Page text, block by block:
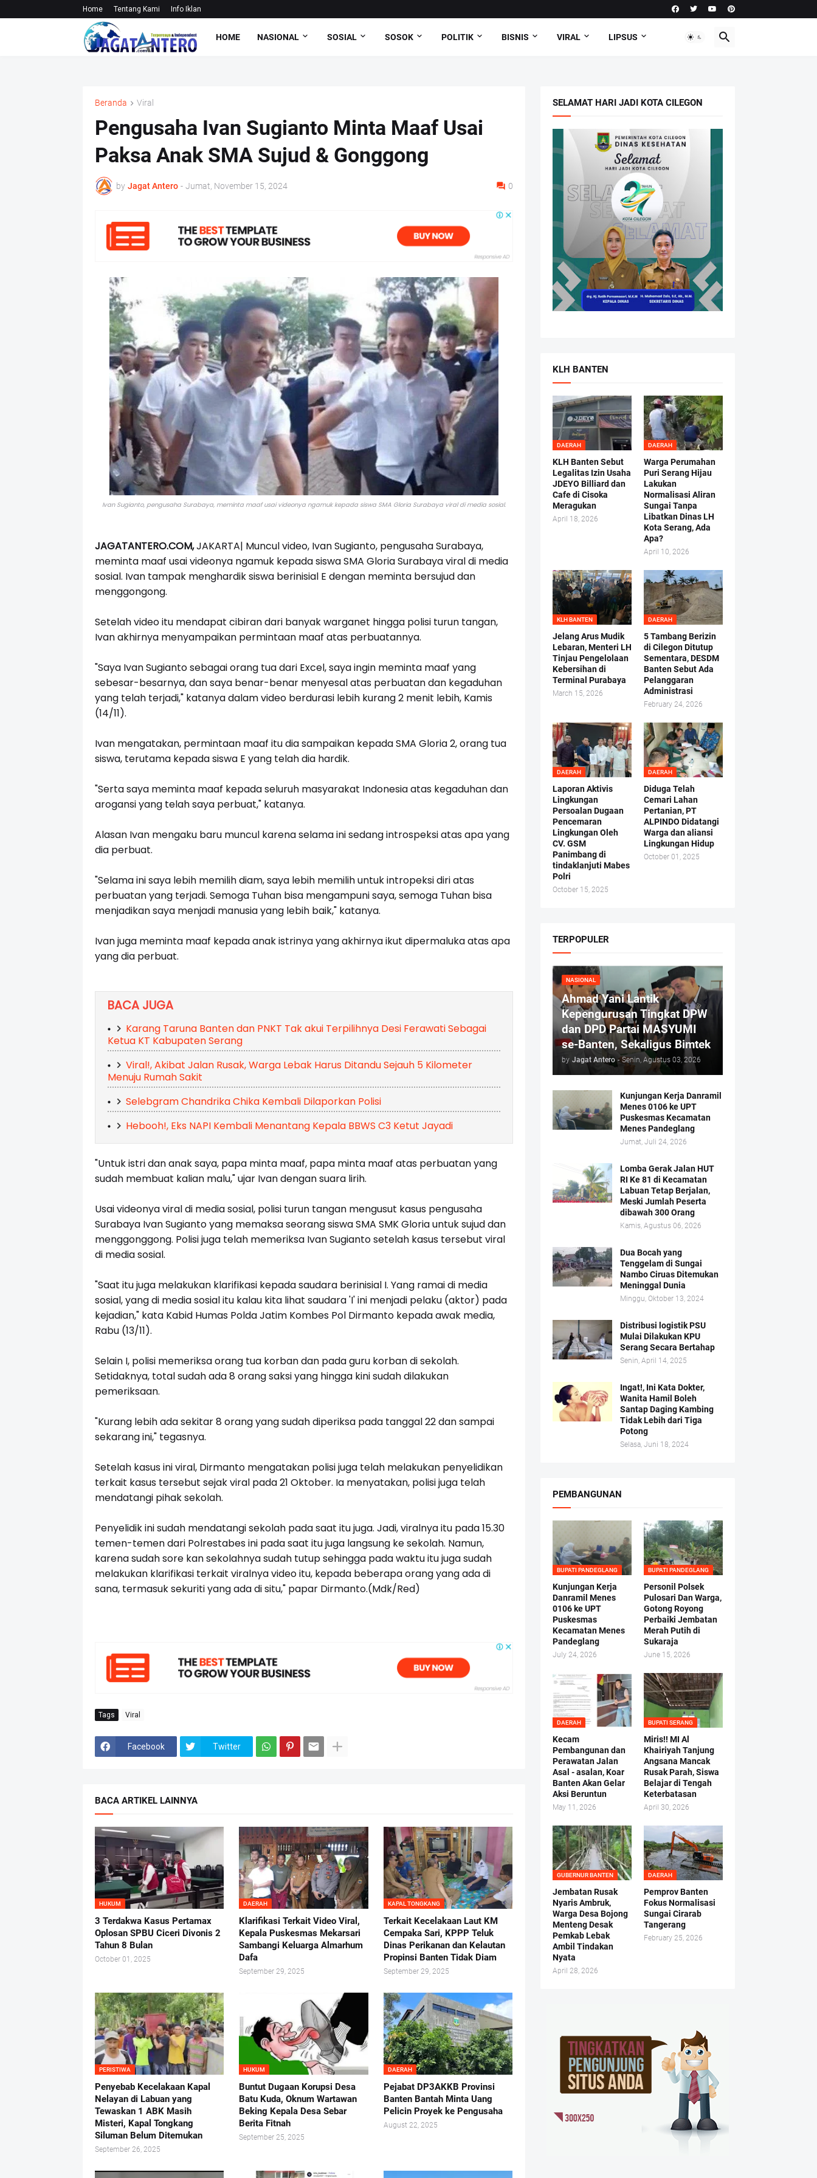
Home Tentang Kami Info Iklan
HOME NASIONAL SOSIAL SOSOK POLITIK BISNIS VIRAL LIPSUS
Beranda Viral
Pengusaha Ivan Sugianto Minta Maaf Usai
Paksa Anak SMA Sujud & Gonggong
by Jagat Antero - Jumat, November 15, 2024 0
Ivan Sugianto, pengusaha Surabaya, meminta maaf usai videonya ngamuk kepada siswa SMA Gloria Surabaya viral di media sosial.
JAGATANTERO.COM,JAKARTA| Muncul video, Ivan Sugianto, pengusaha Surabaya,
meminta maaf usai videonya ngamuk kepada siswa SMA Gloria Surabaya viral di media
sosial. Ivan tampak menghardik siswa berinisial E dengan meminta bersujud dan
menggongong.
Setelah video itu mendapat cibiran dari banyak warganet hingga polisi turun tangan,
Ivan akhirnya menyampaikan permintaan maaf atas perbuatannya.
"Saya Ivan Sugianto sebagai orang tua dari Excel, saya ingin meminta maaf yang
sebesar-besarnya, dan saya benar-benar menyesal atas perbuatan dan kegaduhan
yang telah terjadi," katanya dalam video berdurasi lebih kurang 2 menit lebih, Kamis
(14/11).
Ivan mengatakan, permintaan maaf itu dia sampaikan kepada SMA Gloria 2, orang tua
siswa, terutama kepada siswa E yang telah dia hardik.
"Serta saya meminta maaf kepada seluruh masyarakat Indonesia atas kegaduhan dan
arogansi yang telah saya perbuat," katanya.
Alasan Ivan mengaku baru muncul karena selama ini sedang introspeksi atas apa yang
dia perbuat.
"Selama ini saya lebih memilih diam, saya lebih memilih untuk intropeksi diri atas
perbuatan yang terjadi. Semoga Tuhan bisa mengampuni saya, semoga Tuhan bisa
menjadikan saya menjadi manusia yang lebih baik," katanya.
Ivan juga meminta maaf kepada anak istrinya yang akhirnya ikut dipermaluka atas apa
yang dia perbuat.
BACA JUGA
Karang Taruna Banten dan PNKT Tak akui Terpilihnya Desi Ferawati Sebagai
Ketua KT Kabupaten Serang
Viral!, Akibat Jalan Rusak, Warga Lebak Harus Ditandu Sejauh 5 Kilometer
Menuju Rumah Sakit
Selebgram Chandrika Chika Kembali Dilaporkan Polisi
Hebooh!, Eks NAPI Kembali Menantang Kepala BBWS C3 Ketut Jayadi
"Untuk istri dan anak saya, papa minta maaf, papa minta maaf atas perbuatan yang
sudah membuat kalian malu," ujar Ivan dengan suara lirih.
Usai videonya viral di media sosial, polisi turun tangan mengusut kasus pengusaha
Surabaya Ivan Sugianto yang memaksa seorang siswa SMA SMK Gloria untuk sujud dan
menggonggong. Polisi juga telah memeriksa Ivan Sugianto setelah kasus tersebut viral
di media sosial.
"Saat itu juga melakukan klarifikasi kepada saudara berinisial I. Yang ramai di media
sosial, yang di media sosial itu kalau kita lihat saudara 'I' ini menjadi pelaku (aktor) pada
kejadian," kata Kabid Humas Polda Jatim Kombes Pol Dirmanto kepada awak media,
Rabu (13/11).
Selain I, polisi memeriksa orang tua korban dan pada guru korban di sekolah.
Setidaknya, total sudah ada 8 orang saksi yang hingga kini sudah dilakukan
pemeriksaan.
"Kurang lebih ada sekitar 8 orang yang sudah diperiksa pada tanggal 22 dan sampai
sekarang ini," tegasnya.
Setelah kasus ini viral, Dirmanto mengatakan polisi juga telah melakukan penyelidikan
terkait kasus tersebut sejak viral pada 21 Oktober. Ia menyatakan, polisi juga telah
mendatangi pihak sekolah.
Penyelidik ini sudah mendatangi sekolah pada saat itu juga. Jadi, viralnya itu pada 15.30
temen-temen dari Polrestabes ini pada saat itu juga langsung ke sekolah. Namun,
karena sudah sore kan sekolahnya sudah tutup sehingga pada waktu itu juga sudah
melakukan klarifikasi terkait viralnya video itu, kepada beberapa orang yang ada di
sana, termasuk sekuriti yang ada di situ," papar Dirmanto.(Mdk/Red)
Tags Viral
Facebook Twitter
BACA ARTIKEL LAINNYA
HUKUM
3 Terdakwa Kasus Pertamax
Oplosan SPBU Ciceri Divonis 2
Tahun 8 Bulan
October 01, 2025
DAERAH
Klarifikasi Terkait Video Viral,
Kepala Puskesmas Mekarsari
Sambangi Keluarga Almarhum
Dafa
September 29, 2025
KAPAL TONGKANG
Terkait Kecelakaan Laut KM
Cempaka Sari, KPPP Teluk
Dinas Perikanan dan Kelautan
Propinsi Banten Tidak Diam
September 29, 2025
PERISTIWA
Penyebab Kecelakaan Kapal
Nelayan di Labuan yang
Tewaskan 1 ABK Masih
Misteri, Kapal Tongkang
Siluman Belum Ditemukan
September 26, 2025
HUKUM
Buntut Dugaan Korupsi Desa
Batu Kuda, Oknum Wartawan
Beking Kepala Desa Sebar
Berita Fitnah
September 25, 2025
DAERAH
Pejabat DP3AKKB Provinsi
Banten Bantah Minta Uang
Pelicin Proyek ke Pengusaha
August 22, 2025
SELAMAT HARI JADI KOTA CILEGON
KLH BANTEN
DAERAH
KLH Banten Sebut
Legalitas Izin Usaha
JDEYO Billiard dan
Cafe di Cisoka
Meragukan
April 18, 2026
DAERAH
Warga Perumahan
Puri Serang Hijau
Lakukan
Normalisasi Aliran
Sungai Tanpa
Libatkan Dinas LH
Kota Serang, Ada
Apa?
April 10, 2026
KLH BANTEN
Jelang Arus Mudik
Lebaran, Menteri LH
Tinjau Pengelolaan
Kebersihan di
Terminal Purabaya
March 15, 2026
DAERAH
5 Tambang Berizin
di Cilegon Ditutup
Sementara, DESDM
Banten Sebut Ada
Pelanggaran
Administrasi
February 24, 2026
DAERAH
Laporan Aktivis
Lingkungan
Persoalan Dugaan
Pencemaran
Lingkungan Oleh
CV. GSM
Panimbang di
tindaklanjuti Mabes
Polri
October 15, 2025
DAERAH
Diduga Telah
Cemari Lahan
Pertanian, PT
ALPINDO Didatangi
Warga dan aliansi
Lingkungan Hidup
October 01, 2025
TERPOPULER
NASIONAL
Ahmad Yani Lantik
Kepengurusan Tingkat DPW
dan DPD Partai MASYUMI
se-Banten, Sekaligus Bimtek
by Jagat Antero - Senin, Agustus 03, 2026
Kunjungan Kerja Danramil
Menes 0106 ke UPT
Puskesmas Kecamatan
Menes Pandeglang
Jumat, Juli 24, 2026
Lomba Gerak Jalan HUT
RI Ke 81 di Kecamatan
Labuan Tetap Berjalan,
Meski Jumlah Peserta
dibawah 300 Orang
Kamis, Agustus 06, 2026
Dua Bocah yang
Tenggelam di Sungai
Nambo Ciruas Ditemukan
Meninggal Dunia
Minggu, Oktober 13, 2024
Distribusi logistik PSU
Mulai Dilakukan KPU
Serang Secara Bertahap
Senin, April 14, 2025
Ingat!, Ini Kata Dokter,
Wanita Hamil Boleh
Santap Daging Kambing
Tidak Lebih dari Tiga
Potong
Selasa, Juni 18, 2024
PEMBANGUNAN
BUPATI PANDEGLANG
Kunjungan Kerja
Danramil Menes
0106 ke UPT
Puskesmas
Kecamatan Menes
Pandeglang
July 24, 2026
BUPATI PANDEGLANG
Personil Polsek
Pulosari Dan Warga,
Gotong Royong
Perbaiki Jembatan
Merah Putih di
Sukaraja
June 15, 2026
DAERAH
Kecam
Pembangunan dan
Perawatan Jalan
Asal - asalan, Koar
Banten Akan Gelar
Aksi Beruntun
May 11, 2026
BUPATI SERANG
Miris!! MI Al
Khairiyah Tanjung
Angsana Mancak
Rusak Parah, Siswa
Belajar di Tengah
Keterbatasan
April 30, 2026
GUBERNUR BANTEN
Jembatan Rusak
Nyaris Ambruk,
Warga Desa Bojong
Menteng Desak
Pemkab Lebak
Ambil Tindakan
Nyata
April 28, 2026
DAERAH
Pemprov Banten
Fokus Normalisasi
Sungai Cirarab
Tangerang
February 25, 2026